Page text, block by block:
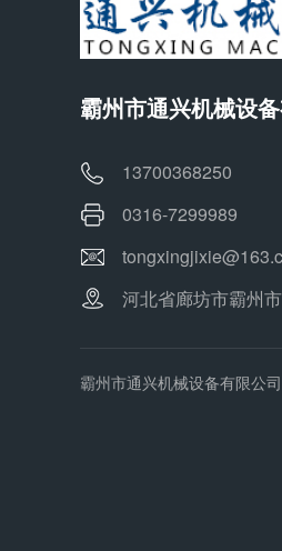
霸州市通兴机械设
13700368250
0316-7299989
河北省廊坊市霸州
霸州市通兴机械设备有限公